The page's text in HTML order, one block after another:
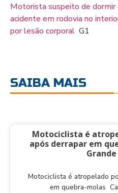
Motorista suspeito de
acidente em rodovia no
por lesão corporal G1
SAIBA MAIS
Motociclista é
após derrapar em
Motociclista é atropelado
em quebra-molas